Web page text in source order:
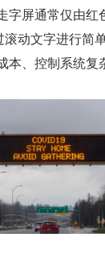
字屏通常仅由红
动文字进行简
本、控制系统复